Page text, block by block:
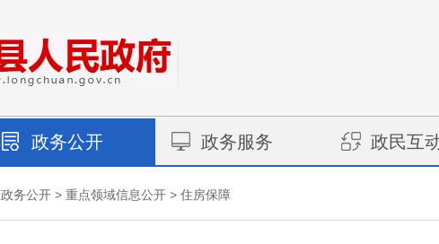
政务公开 政务服务 政民互
政务公开 > 重点领域信息公开 > 住房保障